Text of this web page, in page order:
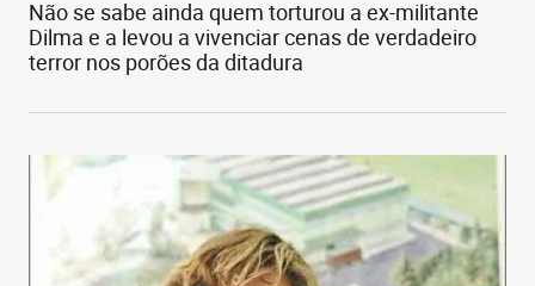
Não se sabe ainda quem torturou a ex-militante
Dilma e a levou a vivenciar cenas de verdadeiro
terror nos porões da ditadura